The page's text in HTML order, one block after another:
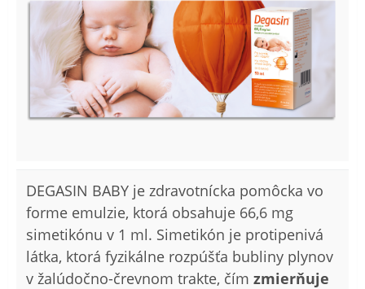
DEGASIN BABY je zdravotnícka pomôcka vo
forme emulzie, ktorá obsahuje 66,6 mg
simetikónu v 1 ml. Simetikón je protipenivá
látka, ktorá fyzikálne rozpúšťa bubliny plynov
v žalúdočno-črevnom trakte, čím zmierňuje